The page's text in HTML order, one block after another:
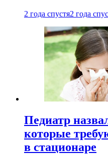
2 года спустя2 года
Педиатр
которые
в стационаре